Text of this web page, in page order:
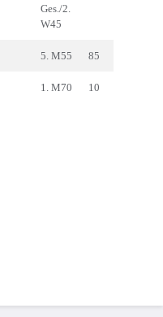
Ges./2.
W45
5. M55 85
1. M70 10